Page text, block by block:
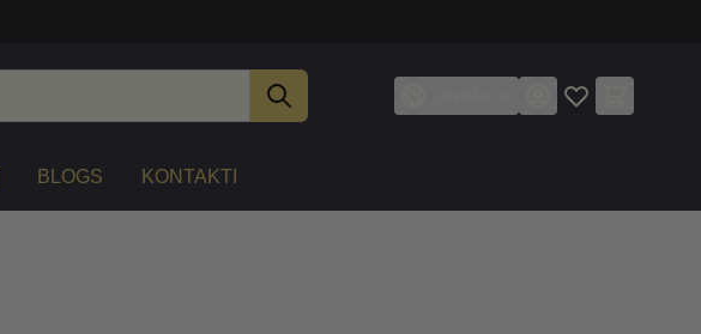
BLOGS KONTAKTI